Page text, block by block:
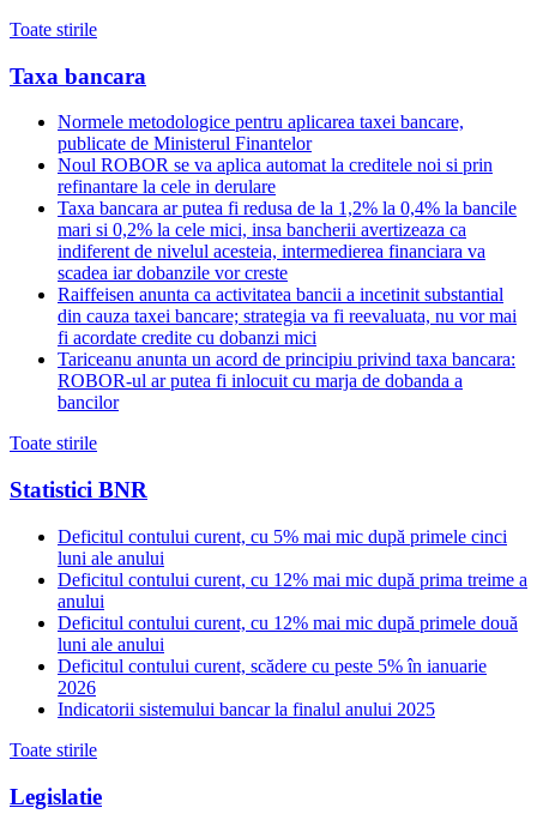
Toate stirile
Taxa bancara
Normele metodologice pentru aplicarea taxei bancare,
publicate de Ministerul Finantelor
Noul ROBOR se va aplica automat la creditele noi si prin
refinantare la cele in derulare
Taxa bancara ar putea fi redusa de la 1,2% la 0,4% la bancile
mari si 0,2% la cele mici, insa bancherii avertizeaza ca
indiferent de nivelul acesteia, intermedierea financiara va
scadea iar dobanzile vor creste
Raiffeisen anunta ca activitatea bancii a incetinit substantial
din cauza taxei bancare; strategia va fi reevaluata, nu vor mai
fi acordate credite cu dobanzi mici
Tariceanu anunta un acord de principiu privind taxa bancara:
ROBOR-ul ar putea fi inlocuit cu marja de dobanda a
bancilor
Toate stirile
Statistici BNR
Deficitul contului curent, cu 5% mai mic după primele cinci
luni ale anului
Deficitul contului curent, cu 12% mai mic după prima treime a
anului
Deficitul contului curent, cu 12% mai mic după primele două
luni ale anului
Deficitul contului curent, scădere cu peste 5% în ianuarie
2026
Indicatorii sistemului bancar la finalul anului 2025
Toate stirile
Legislatie